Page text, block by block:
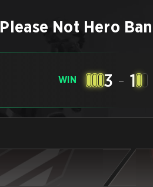
Please Not Hero Ban
WIN 3 - 1